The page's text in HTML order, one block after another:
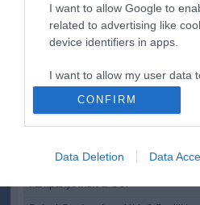
I want to allow Google to
related to advertising like
device identifiers in apps.
I want to allow my user data
Google for online advertising
I want to allow Google to
related to analytics like
CONFIRM
Data Deletion Data
Kapcsolódó írások:
Bajnai: erős politikai közép és 25